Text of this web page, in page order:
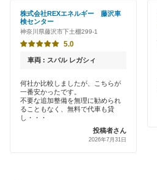
伊勢原市
海老名市
小田原市
鎌倉市
高座郡
新車初回割りあり
土日祝OK
アップル車検
オートバックス
中部自動車販売（チューブ＆BCN）
車検館
出光リテール車検
株式会社REXエネルギー 藤沢車
検センター
神奈川県藤沢市下土棚299-1
5.0
車両 : スバル レガシィ
何社か比較しましたが、こちらが
一番安かったです。
不要な追加整備を無理に勧められ
ることもなく、無料で代車も貸
し・・・
投稿者さん
2026年7月31日